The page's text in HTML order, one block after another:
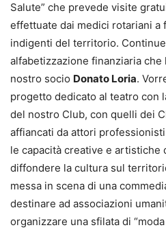
Salute” che prevede visite
effettuate dai medici rotariani a
indigenti del territorio.
alfabetizzazione finanziaria
nostro socio Donato Loria.
progetto dedicato al teatro con
del nostro Club, con quelli dei
affiancati da attori
le capacità creative e artistiche
diffondere la cultura sul
messa in scena di una
destinare ad associazioni
organizzare una sfilata di